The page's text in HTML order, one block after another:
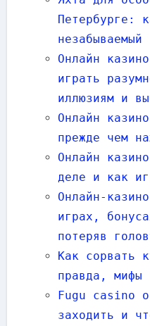
Петербурге:
Онлайн
играть
иллюзиям и
Онлайн
прежде чем
Онлайн
деле и как
Онлайн-
играх,
потеряв
Как сорвать
правда, мифы
Fugu casino
заходить и